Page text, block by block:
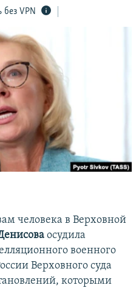
без VPN
человека в Верховной
осудила
военного
Верховного суда
которыми